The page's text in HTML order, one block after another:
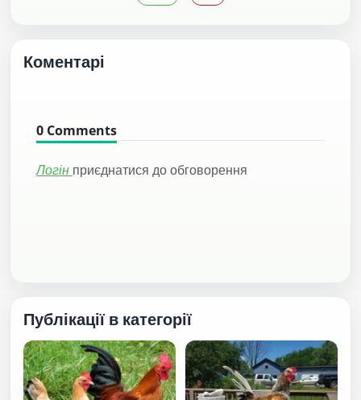
Коментарі
0 Comments
Логін приєднатися до обговорення
Публікації в категорії